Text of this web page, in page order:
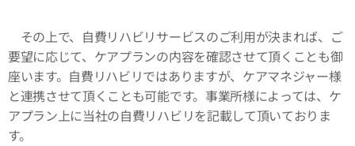
その上で、自費リハビリサービスのご利用が決まれば、ご
要望に応じて、ケアプランの内容を確認させて頂くことも御
座います。自費リハビリではありますが、ケアマネジャー様
と連携させて頂くことも可能です。事業所様によっては、ケ
アプラン上に当社の自費リハビリを記載して頂いておりま
す。